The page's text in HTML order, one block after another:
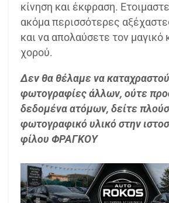
κίνηση και έκφραση.
ακόμα περισσότερες
και να απολαύσετε τον μαγικό
χορού.
Δεν θα θέλαμε να
φωτογραφίες άλλων, ούτε
δεδομένα ατόμων, δείτε
φωτογραφικό υλικό στην
φίλου ΦΡΑΓΚΟΥ